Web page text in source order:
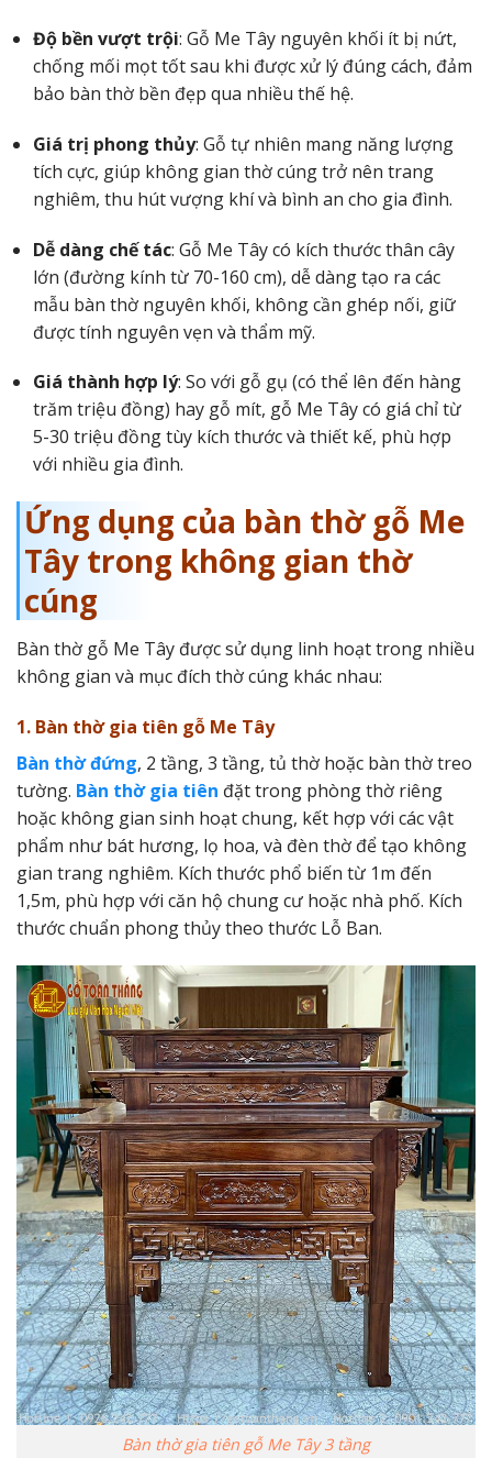
Độ bền vượt trội: Gỗ Me Tây nguyên khối ít bị nứt,
chống mối mọt tốt sau khi được xử lý đúng cách, đảm
bảo bàn thờ bền đẹp qua nhiều thế hệ.
Giá trị phong thủy: Gỗ tự nhiên mang năng lượng
tích cực, giúp không gian thờ cúng trở nên trang
nghiêm, thu hút vượng khí và bình an cho gia đình.
Dễ dàng chế tác: Gỗ Me Tây có kích thước thân cây
lớn (đường kính từ 70-160 cm), dễ dàng tạo ra các
mẫu bàn thờ nguyên khối, không cần ghép nối, giữ
được tính nguyên vẹn và thẩm mỹ.
Giá thành hợp lý: So với gỗ gụ (có thể lên đến hàng
trăm triệu đồng) hay gỗ mít, gỗ Me Tây có giá chỉ từ
5-30 triệu đồng tùy kích thước và thiết kế, phù hợp
với nhiều gia đình.
Ứng dụng của bàn thờ gỗ Me
Tây trong không gian thờ
cúng
Bàn thờ gỗ Me Tây được sử dụng linh hoạt trong nhiều
không gian và mục đích thờ cúng khác nhau:
1. Bàn thờ gia tiên gỗ Me Tây
Bàn thờ đứng, 2 tầng, 3 tầng, tủ thờ hoặc bàn thờ treo
tường. Bàn thờ gia tiên đặt trong phòng thờ riêng
hoặc không gian sinh hoạt chung, kết hợp với các vật
phẩm như bát hương, lọ hoa, và đèn thờ để tạo không
gian trang nghiêm. Kích thước phổ biến từ 1m đến
1,5m, phù hợp với căn hộ chung cư hoặc nhà phố. Kích
thước chuẩn phong thủy theo thước Lỗ Ban.
Bàn thờ gia tiên gỗ Me Tây 3 tầng